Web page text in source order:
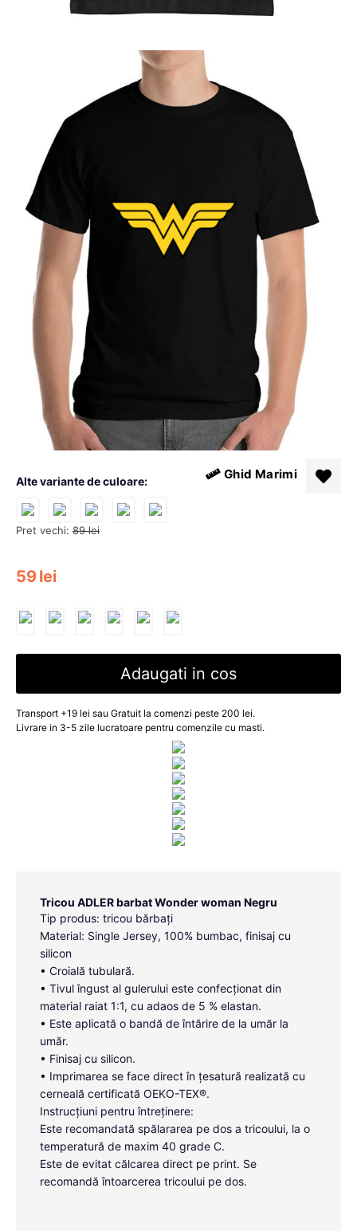
Pret vechi: 89 lei
59lei
Alte variante de culoare: Ghid Marimi
Adaugati in cos
Transport +19 lei sau Gratuit la comenzi peste 200 lei.
Livrare in 3-5 zile lucratoare pentru comenzile cu masti.
Tricou ADLER barbat Wonder woman Negru
Tip produs: tricou bărbați
Material: Single Jersey, 100% bumbac, finisaj cu
silicon
• Croială tubulară.
• Tivul îngust al gulerului este confecționat din
material raiat 1:1, cu adaos de 5 % elastan.
• Este aplicată o bandă de întărire de la umăr la
umăr.
• Finisaj cu silicon.
• Imprimarea se face direct în țesatură realizată cu
cerneală certificată OEKO-TEX®.
Instrucțiuni pentru întreținere:
Este recomandată spălararea pe dos a tricoului, la o
temperatură de maxim 40 grade C.
Este de evitat călcarea direct pe print. Se
recomandă întoarcerea tricoului pe dos.